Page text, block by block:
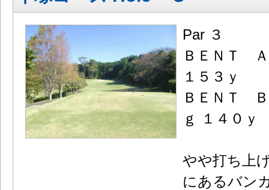
Par ３
ＢＥＮＴ
１５３ｙ
ＢＥＮＴ
ｇ １４０ｙ
やや打ち上
にあるバン